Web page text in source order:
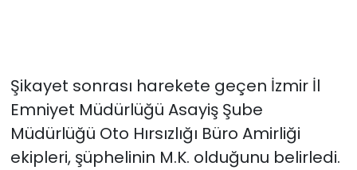
Şikayet sonrası harekete geçen İzmir İl
Emniyet Müdürlüğü Asayiş Şube
Müdürlüğü Oto Hırsızlığı Büro Amirliği
ekipleri, şüphelinin M.K. olduğunu belirledi.